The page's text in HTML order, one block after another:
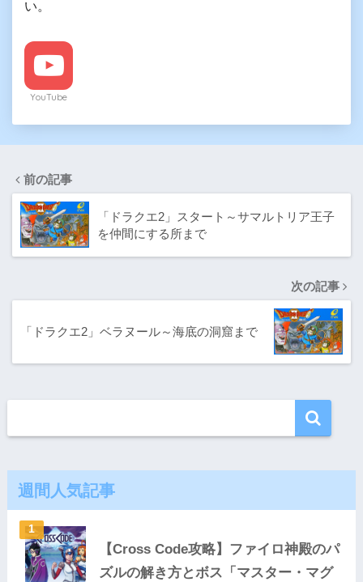
い。
YouTube
前の記事
「ドラクエ2」スタート～サマルトリア王子
を仲間にする所まで
次の記事
「ドラクエ2」ベラヌール～海底の洞窟まで
週間人気記事
【Cross Code攻略】ファイロ神殿のパ
ズルの解き方とボス「マスター・マグ